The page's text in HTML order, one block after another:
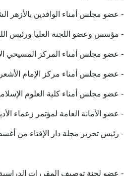
- عضو مجلس أمناء الوافدين بالأزهر الشريف منذ 2
- مؤسس وعضو اللجنة العليا ورئيس اللجنة
- عضو مجلس أمناء المركز المسيحي
- عضو مجلس أمناء مركز الإمام
- عضو مجلس أمناء كلية العلوم
- عضو الأمانة العامة لمؤتمر زعماء
- رئيس تحرير مجلة دار الإفتاء من أغسطس
- عضو لجنة توصيف المقررات الدراسية